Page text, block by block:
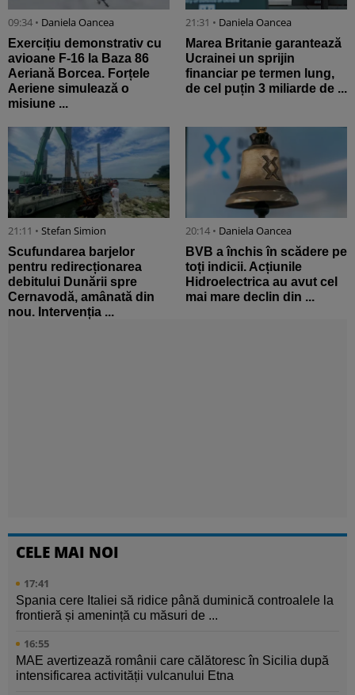
09:34 • Daniela Oancea
Exercițiu demonstrativ cu
avioane F-16 la Baza 86
Aeriană Borcea. Forțele
Aeriene simulează o
misiune ...
21:31 • Daniela Oancea
Marea Britanie garantează
Ucrainei un sprijin
financiar pe termen lung,
de cel puțin 3 miliarde de ...
21:11 • Stefan Simion
Scufundarea barjelor
pentru redirecționarea
debitului Dunării spre
Cernavodă, amânată din
nou. Intervenția ...
20:14 • Daniela Oancea
BVB a închis în scădere pe
toți indicii. Acțiunile
Hidroelectrica au avut cel
mai mare declin din ...
CELE MAI NOI
17:41
Spania cere Italiei să ridice până duminică controalele la
frontieră și amenință cu măsuri de ...
16:55
MAE avertizează românii care călătoresc în Sicilia după
intensificarea activității vulcanului Etna